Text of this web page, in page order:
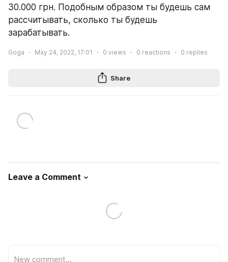
30.000 грн. Подобным образом ты будешь сам
рассчитывать, сколько ты будешь
зарабатывать.
Goga May 24, 2022, 17:01 0 views 0 reactions 0 replies
Share
Leave a Comment